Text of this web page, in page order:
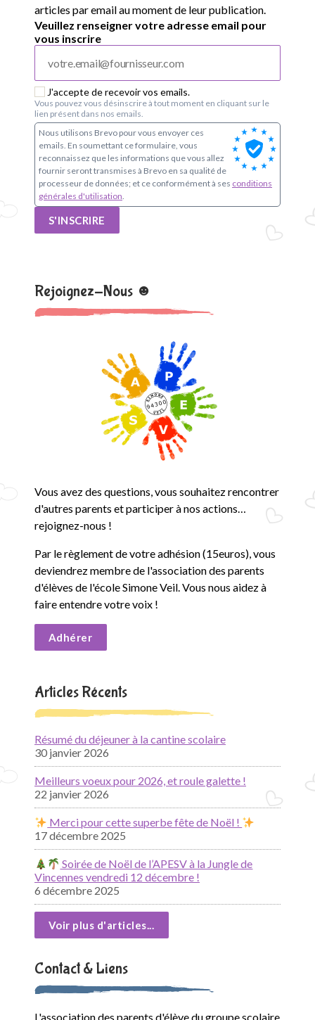
articles par email au moment de leur publication.
Veuillez renseigner votre adresse email pour
vous inscrire
J'accepte de recevoir vos emails.
Vous pouvez vous désinscrire à tout moment en cliquant sur le
lien présent dans nos emails.
Nous utilisons Brevo pour vous envoyer ces
emails. En soumettant ce formulaire, vous
reconnaissez que les informations que vous allez
fournir seront transmises à Brevo en sa qualité de
processeur de données; et ce conformément à ses conditions
générales d'utilisation
S'INSCRIRE
Rejoignez-Nous ☻
Vous avez des questions, vous souhaitez rencontrer
d'autres parents et participer à nos actions…
rejoignez-nous !
Par le règlement de votre adhésion (15euros), vous
deviendrez membre de l'association des parents
d'élèves de l'école Simone Veil. Vous nous aidez à
faire entendre votre voix !
Adhérer
Articles Récents
Résumé du déjeuner à la cantine scolaire
30 janvier 2026
Meilleurs voeux pour 2026, et roule galette !
22 janvier 2026
Merci pour cette superbe fête de Noël !
17 décembre 2025
Soirée de Noël de l’APESV à la Jungle de
Vincennes vendredi 12 décembre !
6 décembre 2025
Voir plus d'articles...
Contact & Liens
L'association des parents d'élève du groupe scolaire